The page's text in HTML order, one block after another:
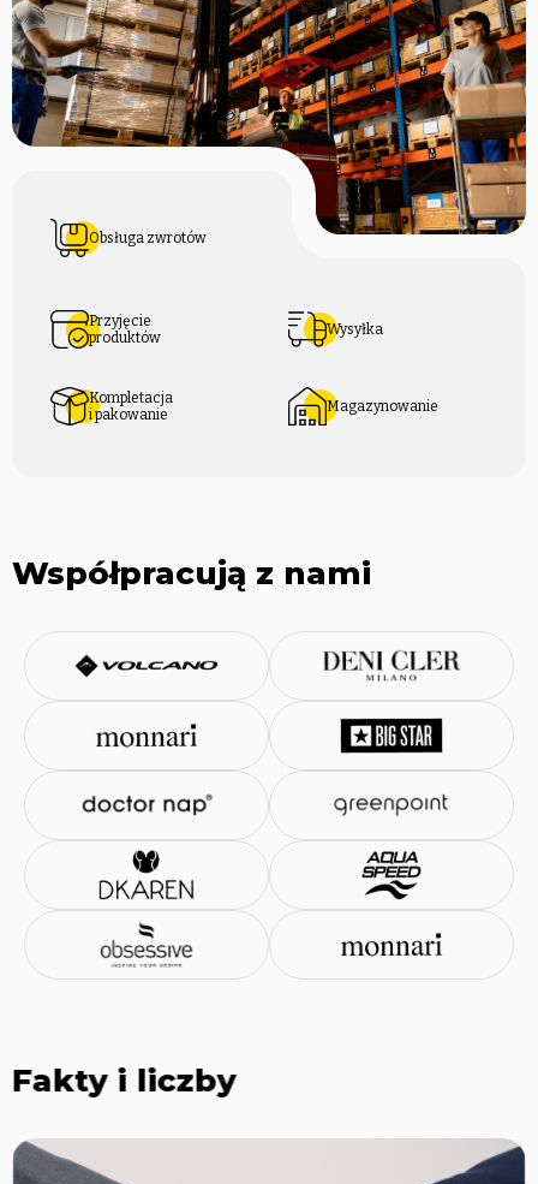
Przyjęcie
produktów
Wysyłka
Kompletacja
i pakowanie
Magazynowanie
Obsługa zwrotów
Współpracują z nami
Fakty i liczby